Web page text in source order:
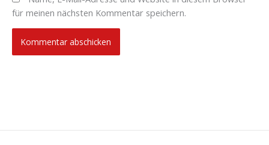
für meinen nächsten Kommentar speichern.